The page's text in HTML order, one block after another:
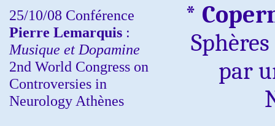
25/10/08 Conférence
Pierre Lemarquis :
Musique et Dopamine
2nd World Congress on
Controversies in
Neurology Athènes
*
par